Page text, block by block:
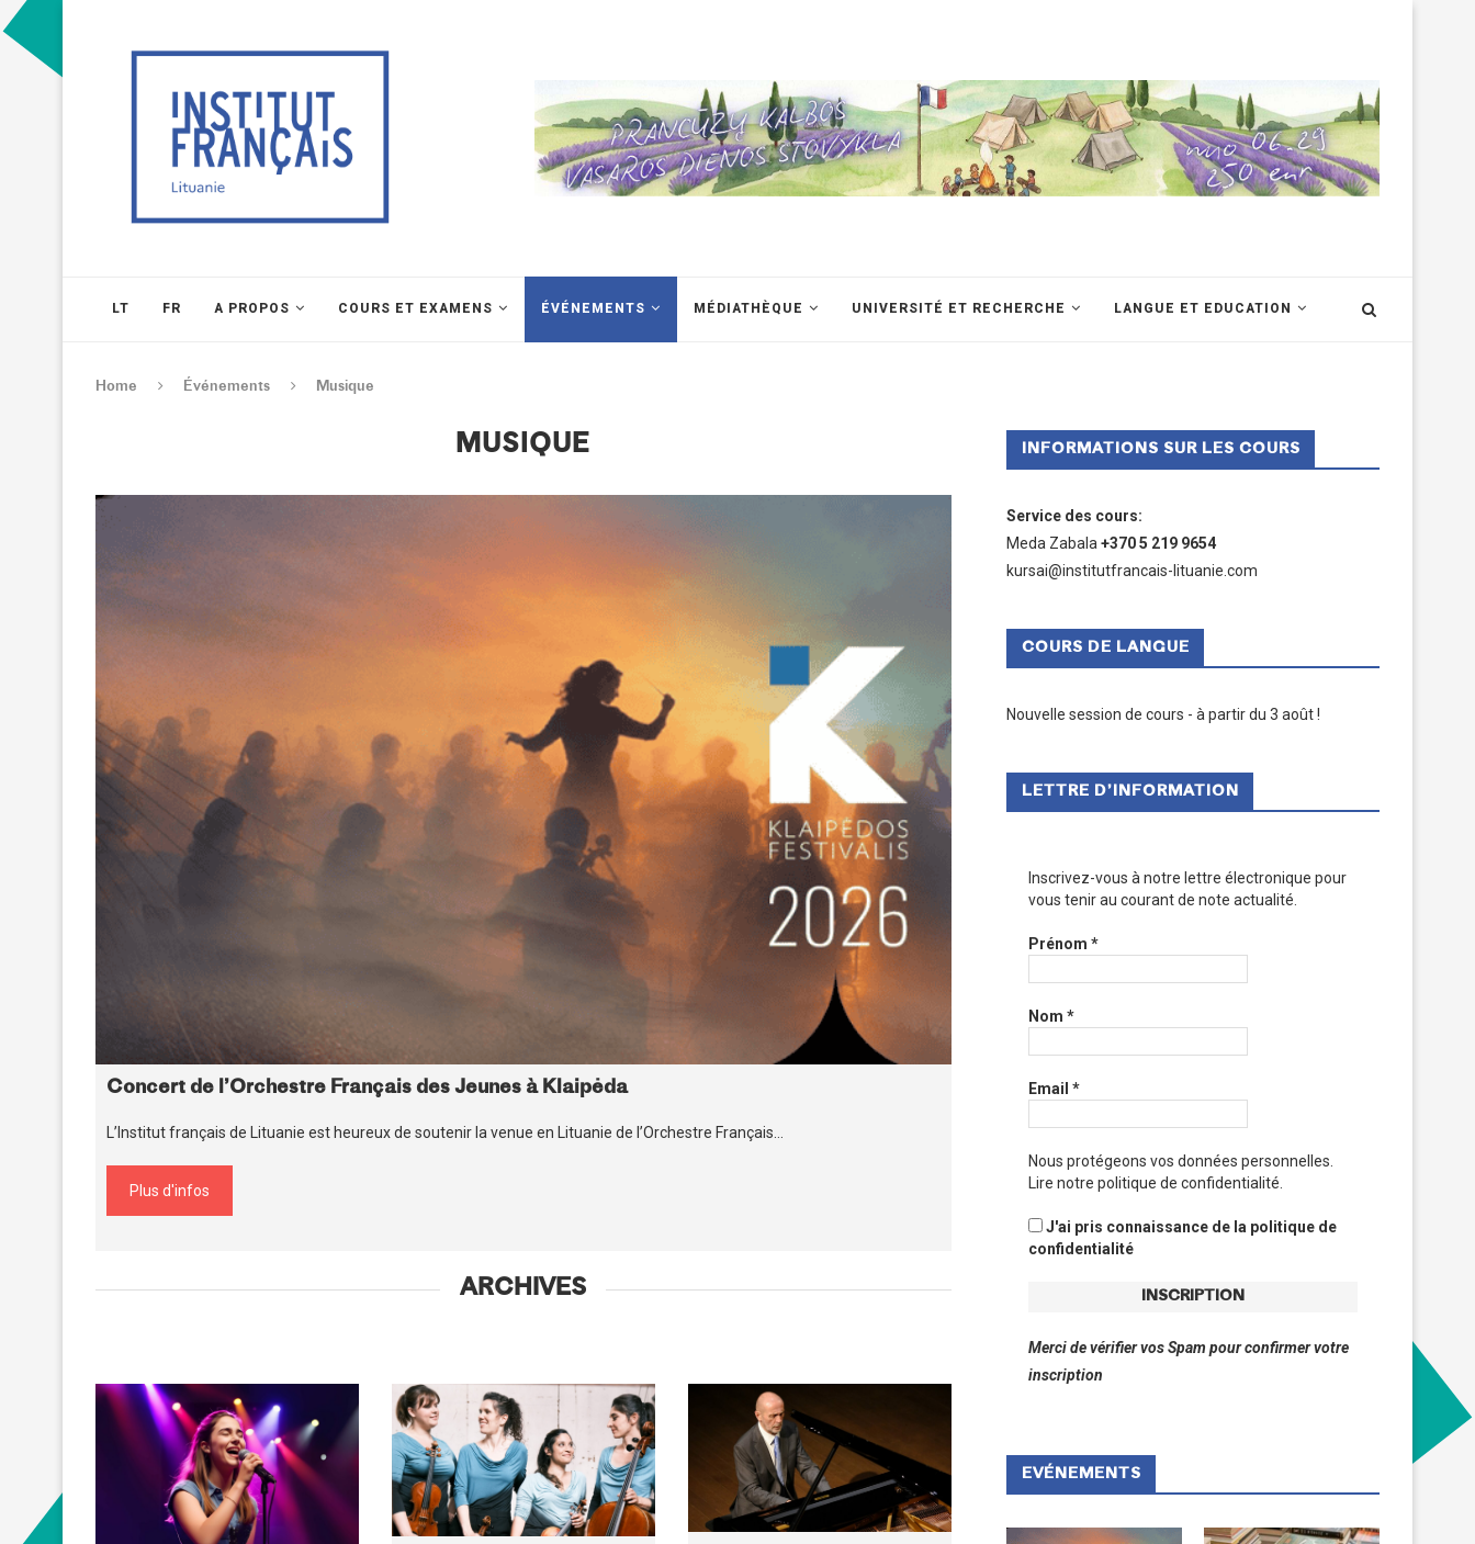
LT FR A PROPOS COURS ET EXAMENS ÉVÉNEMENTS MÉDIATHÈQUE UNIVERSITÉ ET RECHERCHE LANGUE ET EDUCATION
Home Événements Musique
MUSIQUE
Concert de l’Orchestre Français des Jeunes à Klaipėda
L’Institut français de Lituanie est heureux de soutenir la venue en Lituanie de l’Orchestre Français…
Plus d'infos
ARCHIVES
INFORMATIONS SUR LES COURS
Service des cours:
Meda Zabala +370 5 219 9654
kursai@institutfrancais-lituanie.com
COURS DE LANGUE
Nouvelle session de cours - à partir du 3 août !
LETTRE D’INFORMATION
Inscrivez-vous à notre lettre électronique pour
vous tenir au courant de note actualité.
Prénom *
Nom *
Email *
Nous protégeons vos données personnelles.
Lire notre politique de confidentialité.
J'ai pris connaissance de la politique de
confidentialité
Merci de vérifier vos Spam pour confirmer votre
inscription
EVÉNEMENTS